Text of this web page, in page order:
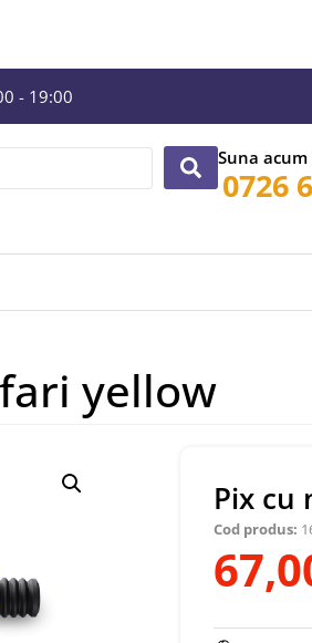
- 19:00
Suna
0726
yellow
Pix cu
Cod produs: